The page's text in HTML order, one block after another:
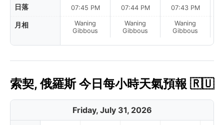
日落
月相
07:45 PM
Waning
Gibbous
07:44 PM
Waning
Gibbous
07:43 PM
Waning
Gibbous
索契, 俄羅斯 今日每小時天氣預報 🇷🇺
Friday, July 31, 2026